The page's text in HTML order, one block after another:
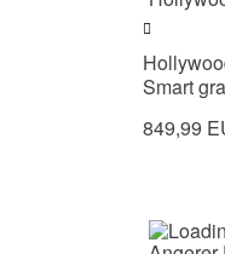
Smart
849,99